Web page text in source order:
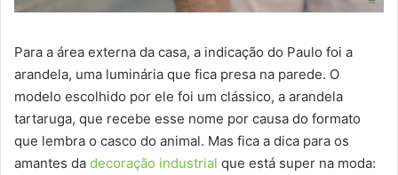
Para a área externa da casa, a indicação do Paulo foi a
arandela, uma luminária que fica presa na parede. O
modelo escolhido por ele foi um clássico, a arandela
tartaruga, que recebe esse nome por causa do formato
que lembra o casco do animal. Mas fica a dica para os
amantes da decoração industrial que está super na moda: